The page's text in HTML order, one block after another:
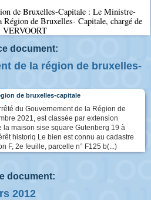
de Bruxelles-Capitale : Le Ministre-
Région de Bruxelles- Capitale, chargé de
VERVOORT
document:
de la région de bruxelles-
de bruxelles-capitale
du Gouvernement de la Région de
2021, est classée par extension
la maison sise square Gutenberg 19 à
historiq Le bien est connu au cadastre
F, 2e feuille, parcelle n° F125 b(...)
document:
2012